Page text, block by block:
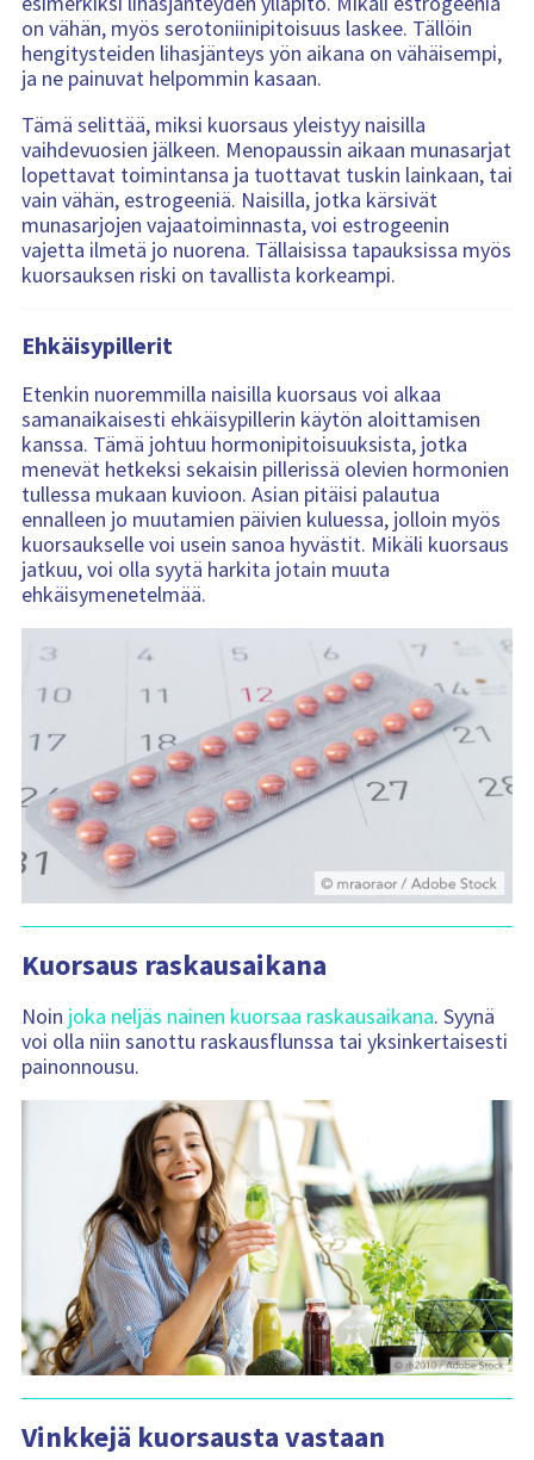
on vähän, myös serotoniinipitoisuus laskee. Tällöin
hengitysteiden lihasjänteys yön aikana on vähäisempi,
ja ne painuvat helpommin kasaan.
Tämä selittää, miksi kuorsaus yleistyy naisilla
vaihdevuosien jälkeen. Menopaussin aikaan munasarjat
lopettavat toimintansa ja tuottavat tuskin lainkaan, tai
vain vähän, estrogeeniä. Naisilla, jotka kärsivät
munasarjojen vajaatoiminnasta, voi estrogeenin
vajetta ilmetä jo nuorena. Tällaisissa tapauksissa myös
kuorsauksen riski on tavallista korkeampi.
Ehkäisypillerit
Etenkin nuoremmilla naisilla kuorsaus voi alkaa
samanaikaisesti ehkäisypillerin käytön aloittamisen
kanssa. Tämä johtuu hormonipitoisuuksista, jotka
menevät hetkeksi sekaisin pillerissä olevien hormonien
tullessa mukaan kuvioon. Asian pitäisi palautua
ennalleen jo muutamien päivien kuluessa, jolloin myös
kuorsaukselle voi usein sanoa hyvästit. Mikäli kuorsaus
jatkuu, voi olla syytä harkita jotain muuta
ehkäisymenetelmää.
Kuorsaus raskausaikana
Noin joka neljäs nainen kuorsaa raskausaikana. Syynä
voi olla niin sanottu raskausflunssa tai yksinkertaisesti
painonnousu.
Vinkkejä kuorsausta vastaan